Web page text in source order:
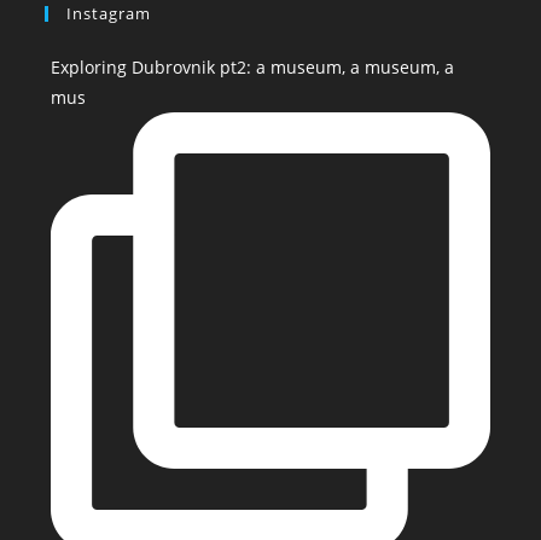
Instagram
Exploring Dubrovnik pt2: a museum, a museum, a
mus